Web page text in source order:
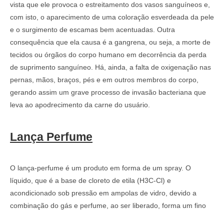
vista que ele provoca o estreitamento dos vasos sanguíneos e,
com isto, o aparecimento de uma coloração esverdeada da pele
e o surgimento de escamas bem acentuadas. Outra
consequência que ela causa é a gangrena, ou seja, a morte de
tecidos ou órgãos do corpo humano em decorrência da perda
de suprimento sanguíneo. Há, ainda, a falta de oxigenação nas
pernas, mãos, braços, pés e em outros membros do corpo,
gerando assim um grave processo de invasão bacteriana que
leva ao apodrecimento da carne do usuário.
Lança Perfume
O lança-perfume é um produto em forma de um spray. O
líquido, que é a base de cloreto de etila (H3C-Cl) e
acondicionado sob pressão em ampolas de vidro, devido a
combinação do gás e perfume, ao ser liberado, forma um fino